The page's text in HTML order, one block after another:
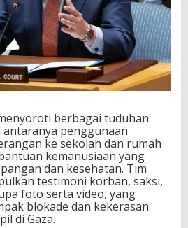
berbagai tuduhan
penggunaan
ke sekolah dan rumah
kemanusiaan yang
dan kesehatan. Tim
testimoni korban, saksi,
foto serta video, yang
blokade dan kekerasan
di Gaza.